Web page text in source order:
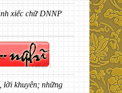
xiếc chữ DNNP
lời khuyên; những